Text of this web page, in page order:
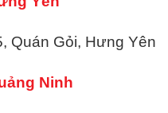
Quán Gỏi, Hưng Yên
Ninh